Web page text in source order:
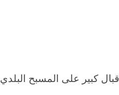
إقبال كبير على المسبح